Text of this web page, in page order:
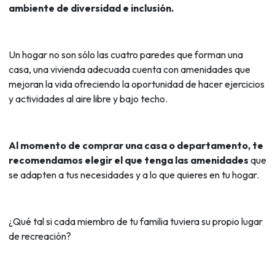
ambiente de diversidad e inclusión.
Un hogar no son sólo las cuatro paredes que forman una
casa, una vivienda adecuada cuenta con amenidades que
mejoran la vida ofreciendo la oportunidad de hacer ejercicios
y actividades al aire libre y bajo techo.
Al momento de comprar una casa o departamento, te
recomendamos elegir el que tenga las amenidades que
se adapten a tus necesidades y a lo que quieres en tu hogar.
¿Qué tal si cada miembro de tu familia tuviera su propio lugar
de recreación?